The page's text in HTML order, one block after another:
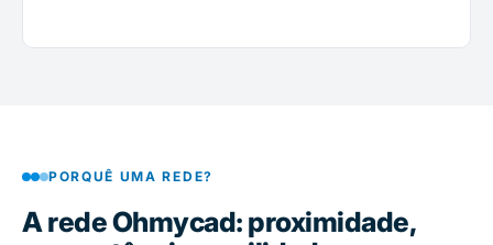
PORQUÊ UMA REDE?
A rede Ohmycad: proximidade,